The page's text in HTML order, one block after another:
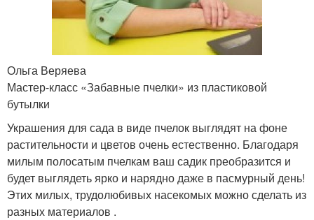
Ольга Веряева
Мастер-класс «Забавные пчелки» из пластиковой
бутылки
Украшения для сада в виде пчелок выглядят на фоне
растительности и цветов очень естественно. Благодаря
милым полосатым пчелкам ваш садик преобразится и
будет выглядеть ярко и нарядно даже в пасмурный день!
Этих милых, трудолюбивых насекомых можно сделать из
разных материалов .